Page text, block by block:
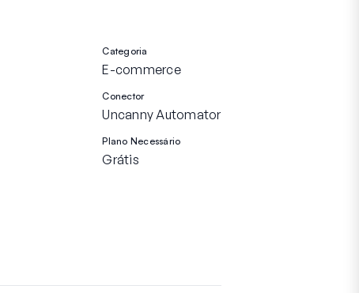
Categoria
E-commerce
Conector
Uncanny Automator
Plano Necessário
Grátis